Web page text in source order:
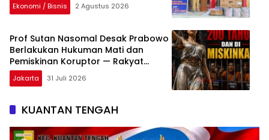
Ekonomi / Bisnis 2 Agustus 2026
Prof Sutan Nasomal Desak Prabowo
Berlakukan Hukuman Mati dan
Pemiskinan Koruptor — Rakyat
Tunggu Keputusan
Jakarta 31 Juli 2026
KUANTAN TENGAH